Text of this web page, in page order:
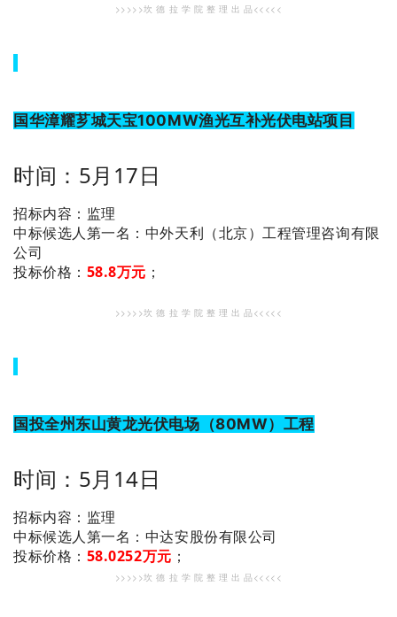
>>>>>坎 德 拉 学 院 整 理 出 品<<<<<
国华漳耀芗城天宝100MW渔光互补光伏电站项目
时间：5月17日
招标内容：监理
中标候选人第一名 ：中外天利（北京）工程管理咨询有限
公司
投标价格： 58.8万元 ；
>>>>>坎 德 拉 学 院 整 理 出 品<<<<<
国投全州东山黄龙光伏电场（80MW）工程
时间：5月14日
招标内容：监理
中标候选人第一名 ：中达安股份有限公司
投标价格： 58.0252万元 ；
>>>>>坎 德 拉 学 院 整 理 出 品<<<<<